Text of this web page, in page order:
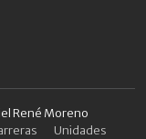
René Moreno
Unidades